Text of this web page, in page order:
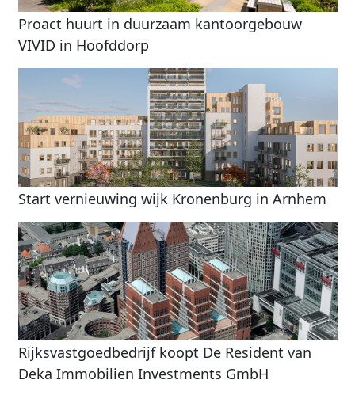
Proact huurt in duurzaam kantoorgebouw
VIVID in Hoofddorp
Start vernieuwing wijk Kronenburg in Arnhem
Rijksvastgoedbedrijf koopt De Resident van
Deka Immobilien Investments GmbH